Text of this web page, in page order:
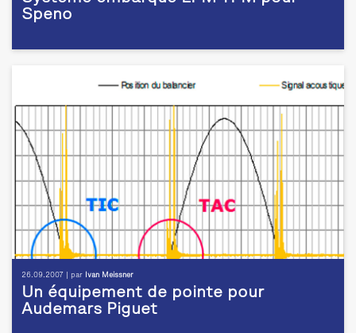
Speno
26.09.2007 | par Ivan Meissner
Un équipement de pointe pour
Audemars Piguet